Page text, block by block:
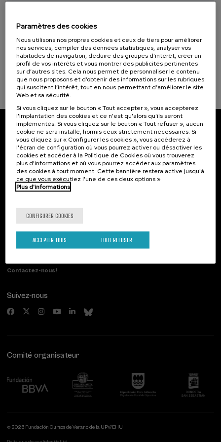
Ambiente
10 h. Espagnol Basque
...
À PARTIR DE20 €
Dernières
places
Gratuit
Date
passée
Liste
d'attente
Période
d'inscription
terminée
Abonnez-vous à notre bulletin
Inscrivez-vous pour être le premier à recevoir les
actualités de l'UIK.
S'abonner
Contact
20007 Donostia / San Sebastián
Contactez-nous!
Suivez-nous
Comité organisateur
© 2026 Fundación Cursos de Verano de la UPV/EHU
Paramètres des cookies
Nous utilisons nos propres cookies et ceux de tiers pour améliorer
nos services, compiler des données statistiques, analyser vos
habitudes de navigation, déduire des groupes d’intérêt, créer un
profil de vos intérêts et vous montrer des publicités pertinentes
sur d’autres sites. Cela nous permet de personnaliser le contenu
que nous proposons et d’obtenir des informations sur les rubriques
qui suscitent l’intérêt, tout en nous permettant d’améliorer le site
Web et sa sécurité.
Si vous cliquez sur le bouton « Tout accepter », vous accepterez
l'implantation des cookies et ce n'est qu'alors qu'ils seront
implémentés. Si vous cliquez sur le bouton « Tout refuser », aucun
cookie ne sera installé, hormis ceux strictement nécessaires. Si
vous cliquez sur « Configurer les cookies », vous accéderez à
l'écran de configuration où vous pourrez activer ou désactiver les
cookies et accéder à la Politique de Cookies où vous trouverez
plus d'informations et où vous pourrez accéder aux paramètres
des cookies à tout moment. Cette bannière restera active jusqu'à
ce que vous exécutiez l'une de ces deux options »
Plus d'informations
CONFIGURER COOKIES
TOUT REFUSER
ACCEPTER TOUS